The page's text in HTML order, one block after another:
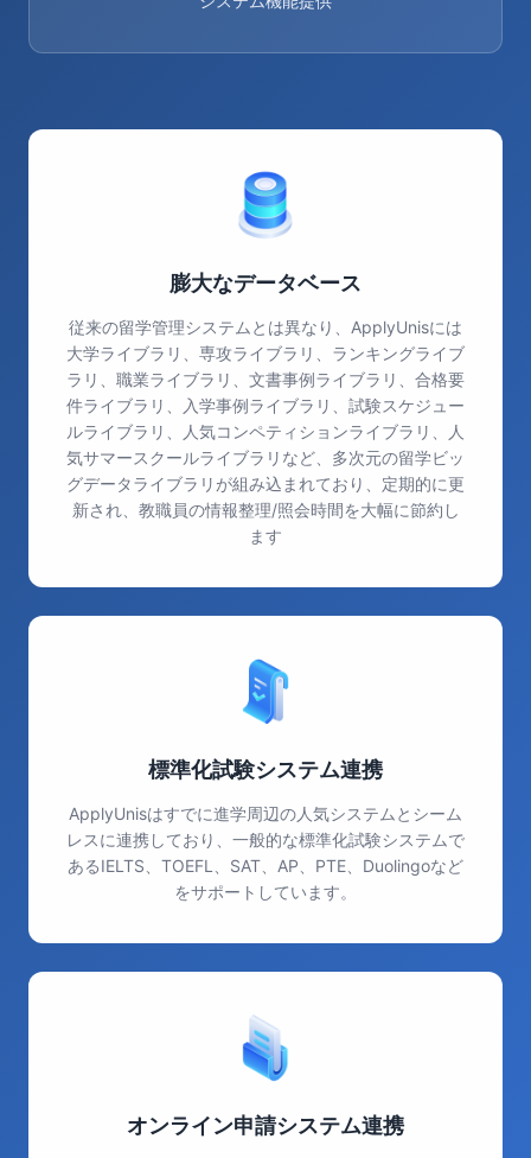
膨大なデータベース
従来の留学管理システムとは異なり、ApplyUnisには
大学ライブラリ、専攻ライブラリ、ランキングライブ
ラリ、職業ライブラリ、文書事例ライブラリ、合格要
件ライブラリ、入学事例ライブラリ、試験スケジュー
ルライブラリ、人気コンペティションライブラリ、人
気サマースクールライブラリなど、多次元の留学ビッ
グデータライブラリが組み込まれており、定期的に更
新され、教職員の情報整理/照会時間を大幅に節約し
ます
標準化試験システム連携
ApplyUnisはすでに進学周辺の人気システムとシーム
レスに連携しており、一般的な標準化試験システムで
あるIELTS、TOEFL、SAT、AP、PTE、Duolingoなど
をサポートしています。
オンライン申請システム連携